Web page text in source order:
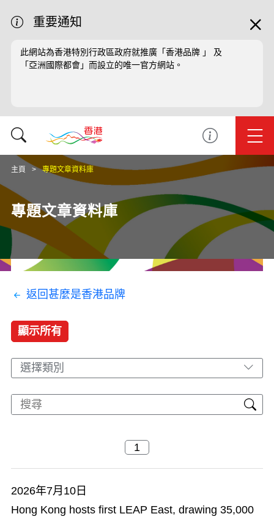
重要通知
此網站為香港特別行政區政府就推廣「香港品牌 」 及
「亞洲國際都會」而設立的唯一官方網站。
主頁 專題文章資料庫
專題文章資料庫
返回甚麼是香港品牌
顯示所有
選擇類別
2026年7月10日
Hong Kong hosts first LEAP East, drawing 35,000